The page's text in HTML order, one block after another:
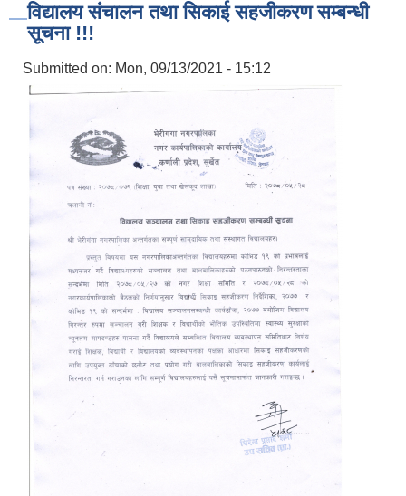
विद्यालय संचालन तथा सिकाई सहजीकरण सम्बन्धी
सूचना !!!
Submitted on: Mon, 09/13/2021 - 15:12